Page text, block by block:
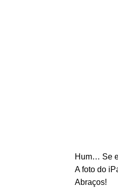
Hum… Se
A foto do
Abraços!